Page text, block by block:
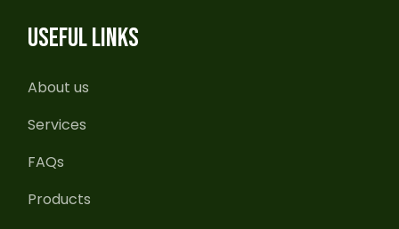
USEFUL LINKS
About us
Services
FAQs
Products